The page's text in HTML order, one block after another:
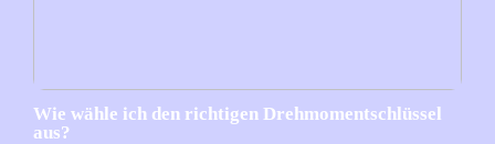
Wie wähle ich den richtigen Drehmomentschlüssel
aus?